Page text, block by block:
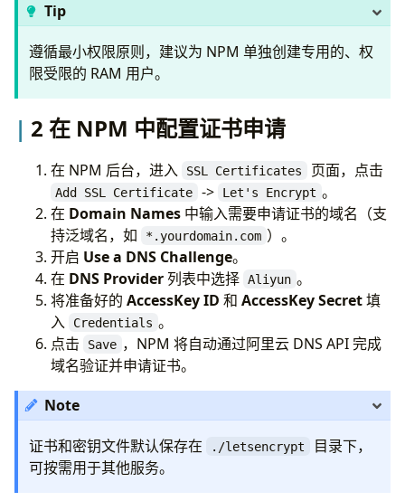
Tip
遵循最小权限原则，建议为 NPM 单独创建专用的、权
限受限的 RAM 用户。
2 在 NPM 中配置证书申请
在 NPM 后台，进入 SSL Certificates 页面，点击
Add SSL Certificate -> Let's Encrypt 。
在 Domain Names 中输入需要申请证书的域名（支
持泛域名，如
*.yourdomain.com ）。
开启 Use a DNS Challenge。
在 DNS Provider 列表中选择 Aliyun 。
将准备好的 AccessKey ID 和 AccessKey Secret填
入
Credentials 。
点击
Save ，NPM 将自动通过阿里云 DNS API 完成
域名验证并申请证书。
Note
证书和密钥文件默认保存在 ./letsencrypt
目录下，
可按需用于其他服务。